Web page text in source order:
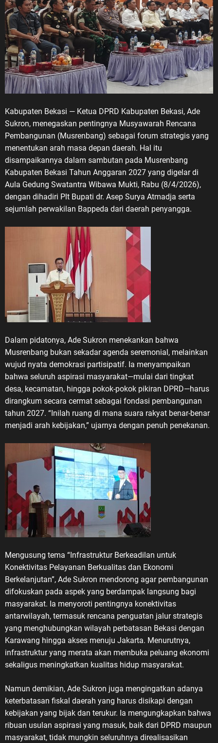
Kabupaten Bekasi — Ketua DPRD Kabupaten Bekasi, Ade
Sukron, menegaskan pentingnya Musyawarah Rencana
Pembangunan (Musrenbang) sebagai forum strategis yang
menentukan arah masa depan daerah. Hal itu
disampaikannya dalam sambutan pada Musrenbang
Kabupaten Bekasi Tahun Anggaran 2027 yang digelar di
Aula Gedung Swatantra Wibawa Mukti, Rabu (8/4/2026),
dengan dihadiri Plt Bupati dr. Asep Surya Atmadja serta
sejumlah perwakilan Bappeda dari daerah penyangga.
Dalam pidatonya, Ade Sukron menekankan bahwa
Musrenbang bukan sekadar agenda seremonial, melainkan
wujud nyata demokrasi partisipatif. Ia menyampaikan
bahwa seluruh aspirasi masyarakat—mulai dari tingkat
desa, kecamatan, hingga pokok-pokok pikiran DPRD—harus
dirangkum secara cermat sebagai fondasi pembangunan
tahun 2027. “Inilah ruang di mana suara rakyat benar-benar
menjadi arah kebijakan,” ujarnya dengan penuh penekanan.
Mengusung tema “Infrastruktur Berkeadilan untuk
Konektivitas Pelayanan Berkualitas dan Ekonomi
Berkelanjutan”, Ade Sukron mendorong agar pembangunan
difokuskan pada aspek yang berdampak langsung bagi
masyarakat. Ia menyoroti pentingnya konektivitas
antarwilayah, termasuk rencana penguatan jalur strategis
yang menghubungkan wilayah perbatasan Bekasi dengan
Karawang hingga akses menuju Jakarta. Menurutnya,
infrastruktur yang merata akan membuka peluang ekonomi
sekaligus meningkatkan kualitas hidup masyarakat.
Namun demikian, Ade Sukron juga mengingatkan adanya
keterbatasan fiskal daerah yang harus disikapi dengan
kebijakan yang bijak dan terukur. Ia mengungkapkan bahwa
ribuan usulan aspirasi yang masuk, baik dari DPRD maupun
masyarakat, tidak mungkin seluruhnya direalisasikan